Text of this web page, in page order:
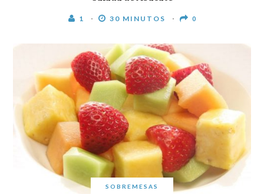
1 30 MINUTOS 0
SOBREMESAS